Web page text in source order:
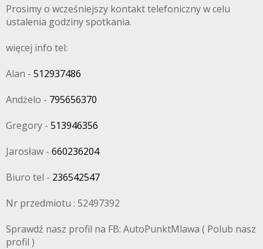
Prosimy o wcześniejszy kontakt telefoniczny w celu
ustalenia godziny spotkania.
więcej info tel:
Alan - 512937486
Andżelo - 795656370
Gregory - 513946356
Jarosław - 660236204
Biuro tel - 236542547
Nr przedmiotu : 52497392
Sprawdź nasz profil na FB: AutoPunktMlawa ( Polub nasz
profil )